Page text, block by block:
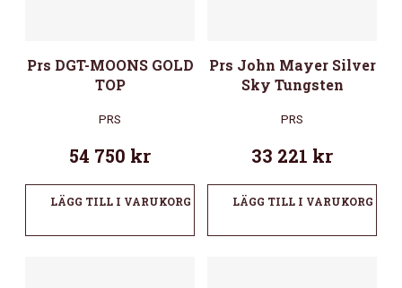
Prs DGT-MOONS GOLD
TOP
PRS
54 750 kr
LÄGG TILL I VARUKORG
Prs John Mayer Silver
Sky Tungsten
PRS
33 221 kr
LÄGG TILL I VARUKORG